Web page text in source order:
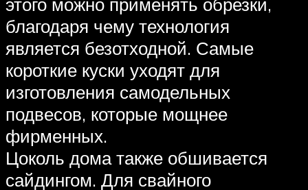
благодаря чему технология
является безотходной. Самые
короткие куски уходят для
изготовления самодельных
подвесов, которые мощнее
фирменных.
Цоколь дома также обшивается
сайдингом. Для свайного